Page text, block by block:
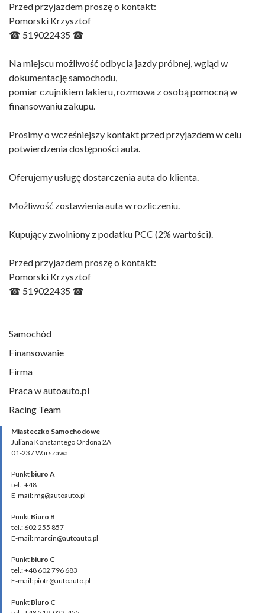
Przed przyjazdem proszę o kontakt:
Pomorski Krzysztof
☎ 519022435 ☎
Na miejscu możliwość odbycia jazdy próbnej, wgląd w
dokumentację samochodu,
pomiar czujnikiem lakieru, rozmowa z osobą pomocną w
finansowaniu zakupu.
Prosimy o wcześniejszy kontakt przed przyjazdem w celu
potwierdzenia dostępności auta.
Oferujemy usługę dostarczenia auta do klienta.
Możliwość zostawienia auta w rozliczeniu.
Kupujący zwolniony z podatku PCC (2% wartości).
Przed przyjazdem proszę o kontakt:
Pomorski Krzysztof
☎ 519022435 ☎
Samochód
Finansowanie
Firma
Praca w autoauto.pl
Racing Team
Miasteczko Samochodowe
Juliana Konstantego Ordona 2A
01-237 Warszawa
Punkt biuro A
tel.: +48
E-mail: mg@autoauto.pl
Punkt Biuro B
tel.: 602 255 857
E-mail: marcin@autoauto.pl
Punkt biuro C
tel.: +48 602 796 683
E-mail: piotr@autoauto.pl
Punkt Biuro C